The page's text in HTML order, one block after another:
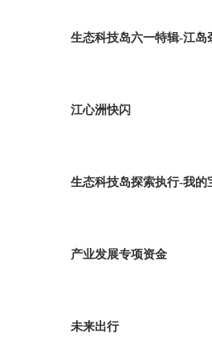
生态科技岛六一特辑-江岛
江心洲快闪
生态科技岛探索执行-我的
产业发展专项资金
未来出行